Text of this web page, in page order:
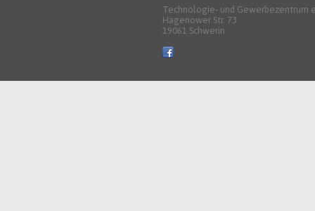
Technologie- und Gewerbezentrum
Hagenower Str. 73
19061 Schwerin